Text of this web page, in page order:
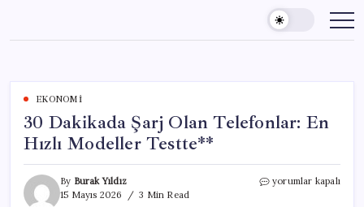
content
EKONOMI
30 Dakikada Şarj Olan Telefonlar: En
Hızlı Modeller Testte**
By Burak Yıldız
15 Mayıs 2026
3 Min Read
30
yorumlar kapalı